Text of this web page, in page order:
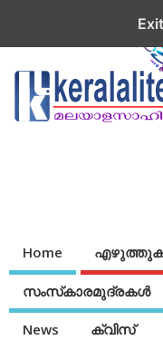
Home
സംസ്‌കാരമുദ്രകള്‍
News ക്വിസ്